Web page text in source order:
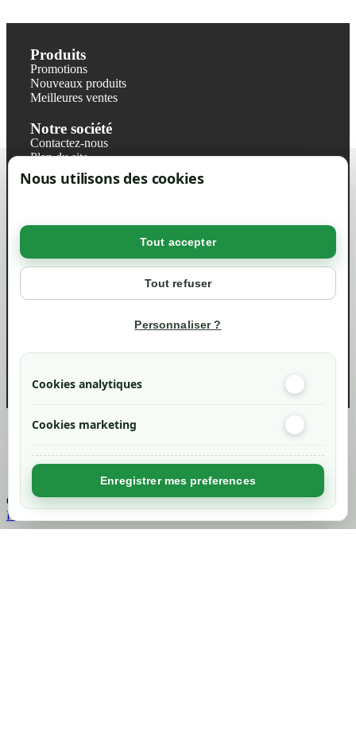
Nous utilisons des cookies
Tout accepter
Tout refuser
Personnaliser ?
Cookies analytiques
Cookies marketing
Enregistrer mes preferences
Produits
Promotions
Nouveaux produits
Meilleures ventes
Notre société
Contactez-nous
Plan du site
Magasin
Mentions légales
Politique de confidentialité RGPD
Votre compte
info@green-tech-shop.com
Created byNageoconcept
Chargement...
Retour en haut